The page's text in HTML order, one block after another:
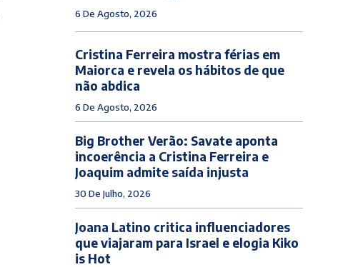
6 De Agosto, 2026
Cristina Ferreira mostra férias em
Maiorca e revela os hábitos de que
não abdica
6 De Agosto, 2026
Big Brother Verão: Savate aponta
incoerência a Cristina Ferreira e
Joaquim admite saída injusta
30 De Julho, 2026
Joana Latino critica influenciadores
que viajaram para Israel e elogia Kiko
is Hot